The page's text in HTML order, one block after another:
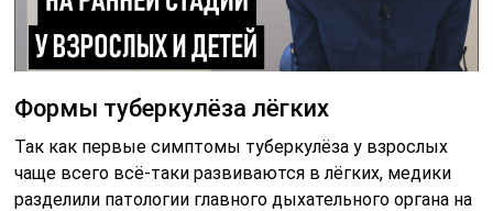
Формы туберкулёза лёгких
Так как первые симптомы туберкулёза у взрослых
чаще всего всё-таки развиваются в лёгких, медики
разделили патологии главного дыхательного органа на